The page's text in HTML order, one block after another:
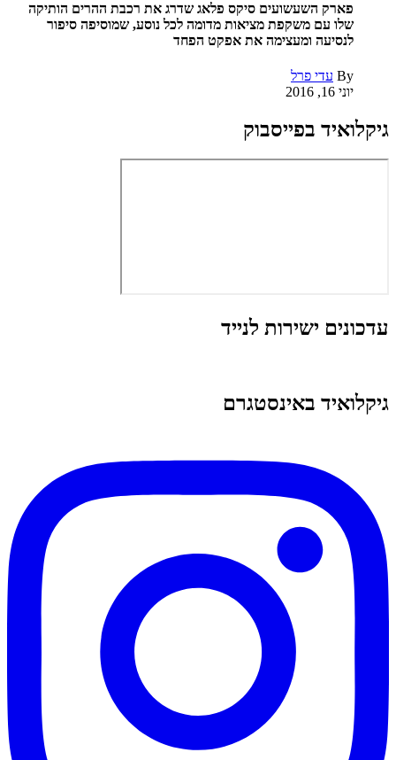
פארק השעשועים סיקס פלאג שדרג את רכבת ההרים הותיקה
שלו עם משקפת מציאות מדומה לכל נוסע, שמוסיפה סיפור
לנסיעה ומעצימה את אפקט הפחד
By עדי פרל
יוני 16, 2016
גיקלואיד בפייסבוק
עדכונים ישירות לנייד
גיקלואיד באינסטגרם